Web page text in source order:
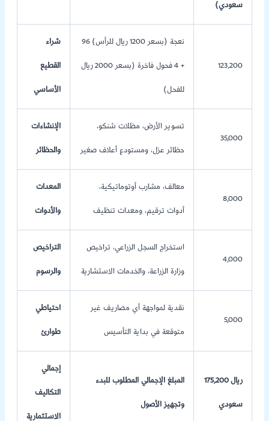
سعودي)
شراء
القطيع
الأساسي
96 نعجة (بسعر 1200 ريال للرأس)
+ 4 فحول فاخرة (بسعر 2000 ريال
للفحل)
123,200
الإنشاءات
والحظائر
تسوير الأرض، مظلات شنكو،
حظائر عزل، ومستودع أعلاف صغير
35,000
المعدات
والأدوات
معالف، مشارب أوتوماتيكية،
أدوات ترقيم، ومعدات تنظيف
8,000
التراخيص
والرسوم
استخراج السجل الزراعي، تراخيص
وزارة الزراعة، والخدمات الاستشارية
4,000
احتياطي
طوارئ
نقدية لمواجهة أي مصاريف غير
متوقعة في بداية التأسيس
5,000
إجمالي
التكاليف
الاستثمارية
المبلغ الإجمالي المطلوب للبدء
وتجهيز الأصول
175,200 ريال
سعودي